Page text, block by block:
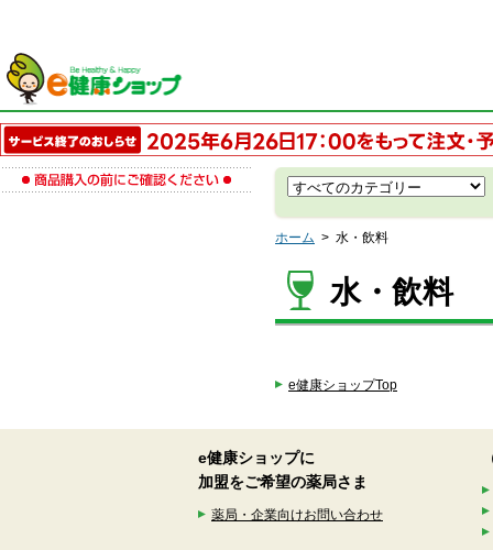
ホーム > 水・飲料
水・飲料
e健康ショップTop
e健康ショップに
加盟をご希望の薬局さま
薬局・企業向けお問い合わせ